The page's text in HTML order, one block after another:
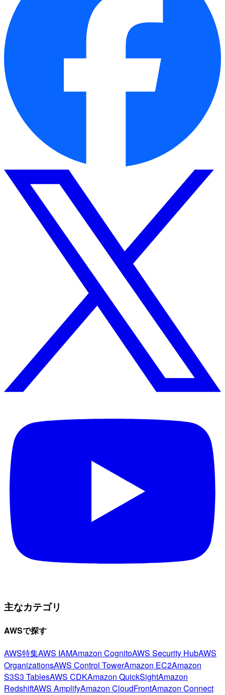
主なカテゴリ
AWSで探す
AWS特集AWS IAMAmazon CognitoAWS Security HubAWS
OrganizationsAWS Control TowerAmazon EC2Amazon
S3S3 TablesAWS CDKAmazon QuickSightAmazon
RedshiftAWS AmplifyAmazon CloudFrontAmazon Connect